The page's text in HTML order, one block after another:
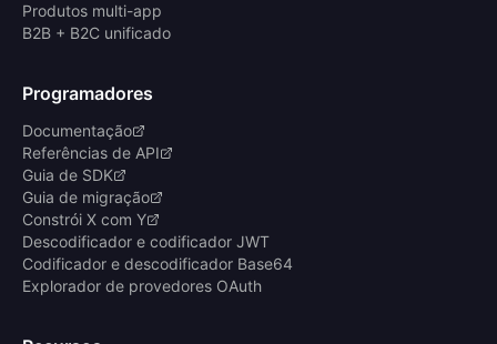
Produtos multi-app
B2B + B2C unificado
Programadores
Documentação
Referências de API
Guia de SDK
Guia de migração
Constrói X com Y
Descodificador e codificador JWT
Codificador e descodificador Base64
Explorador de provedores OAuth